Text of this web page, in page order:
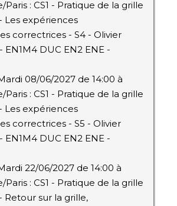
Paris : CS1 - Pratique de la grille
Les expériences
correctrices - S4 - Olivier
EN1M4 DUC EN2 ENE -
08/06/2027 de 14:00 à
Paris : CS1 - Pratique de la grille
Les expériences
correctrices - S5 - Olivier
EN1M4 DUC EN2 ENE -
22/06/2027 de 14:00 à
Paris : CS1 - Pratique de la grille
Retour sur la grille,